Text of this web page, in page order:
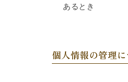
あるとき
個人情報の管理